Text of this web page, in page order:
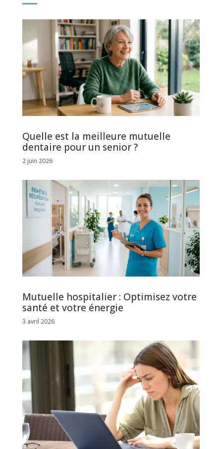
Quelle est la meilleure mutuelle
dentaire pour un senior ?
2 juin 2026
Mutuelle hospitalier : Optimisez votre
santé et votre énergie
3 avril 2026